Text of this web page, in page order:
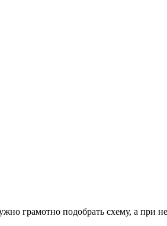
грамотно подобрать схему, а при